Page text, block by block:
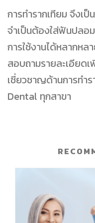
การทำรากเทียม จึงเ
จำเป็นต้องใส่ฟันปลอ
การใช้งานได้หลากหล
สอบถามรายละเอียด
เชี่ยวชาญด้านการทำ
Dental ทุกสาขา